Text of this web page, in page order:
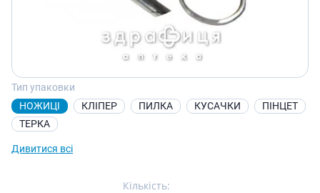
Тип упаковки
НОЖИЦІ
КЛІПЕР ПИЛКА КУСАЧКИ
ПІНЦЕТ
ТЕРКА
Дивитися всі
Кількість: